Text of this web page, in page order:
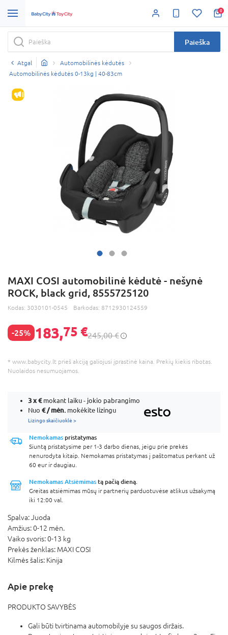
0
Paieška
Atgal
Automobilinės kėdutės
Automobilinės kėdutės 0-13kg | 40-83cm
IŠPARDAVIMAS
MAXI COSI automobilinė kėdutė - nešynė
ROCK, black grid, 8555725120
Kodas: 3030101-0545 Barkodas: 8712930124559
-25% 183,75 €245,00 €
* www.babycity.lt prieš akciją galiojusi įprastinė kaina. Prekių kiekis ribotas.
Nuolaidos nesumuojamos.
3 x€mokant laiku - jokio pabrangimo
Nuo € / mėn. mokėkite lizingu
Lizingo skaičiuoklė >
Nemokamas pristatymas
Siuntą pristatysime per 1-3 darbo dienas, jeigu prie prekės
nenurodyta kitaip. Nemokamas pristatymas į paštomatus perkant už
60 eur ir daugiau.
Nemokamas Atsiėmimas tą pačią dieną.
Greitas atsiėmimas mūsų ir partnerių parduotuvėse atlikus užsakymą
iki 12:00 val.
Spalva:Juoda
Amžius:0-12 mėn.
Vaiko svoris:0-13 kg
Prekės ženklas: MAXI COSI
Kilmės šalis: Kinija
Apie prekę
PRODUKTO SAVYBĖS
Gali būti tvirtinama automobilyje su saugos diržais.